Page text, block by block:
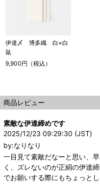
伊達〆 博多織 白×白
鼠
9,900円（税込）
商品レビュー
素敵な伊達締めです
2025/12/23 09:29:30 (JST)
by:なりなり
一目見て素敵だなーと思い、
く、ズレないのが正絹の伊達
でお願いする際にもちょっと